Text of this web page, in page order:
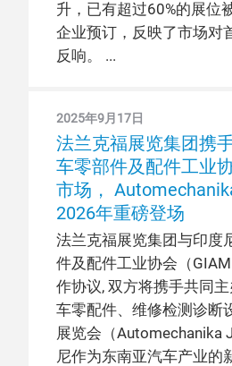
升，已有超过60%的展位
企业预订，反映了市场对
反响。
2025年9月17日
法兰克福展览集团携
车零部件及配件工业
市场，
2026年重磅登场
法兰克福展览集团与印度
件及配件工业协会（
作协议, 双方将携手共同
车零配件、维修检测诊断
展览会（Automechanika
尼作为东南亚汽车产业的